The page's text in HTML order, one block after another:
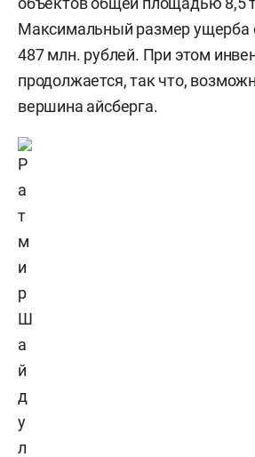
Максимальный размер ущерба
487 млн. рублей. При этом
продолжается, так что,
вершина айсберга.